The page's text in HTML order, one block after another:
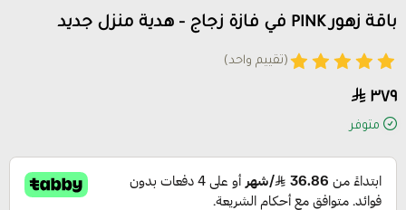
باقة زهور PINK في فازة زجاج - هدية منزل جديد
(تقييم واحد)
٣٧٩
متوفر